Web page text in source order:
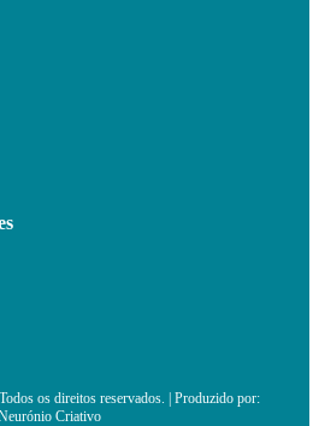
os direitos reservados. | Produzido por:
Criativo